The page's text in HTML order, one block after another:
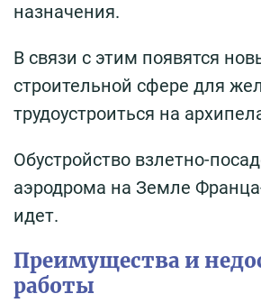
назначения.
В связи с этим появятся
строительной сфере для
трудоустроиться на
Обустройство взлетно-
аэродрома на Земле
идет.
Преимущества и
работы